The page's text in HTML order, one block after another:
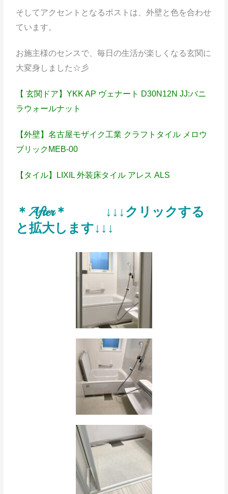
そしてアクセントとなるポストは、外壁と色を合わせ
ています。
お施主様のセンスで、毎日の生活が楽しくなる玄関に
大変身しました☆彡
【 玄関ドア】YKK AP ヴェナート D30N12N JJ:バニ
ラウォールナット
【外壁】名古屋モザイク工業 クラフトタイル メロウ
ブリックMEB-00
【タイル】LIXIL 外装床タイル アレス ALS
＊After＊ ↓↓↓クリックする
と拡大します↓↓↓